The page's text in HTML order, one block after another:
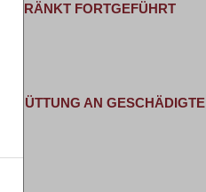
FORTGEFÜHRT
AN GESCHÄDIGTE